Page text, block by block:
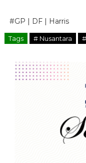
#GP | DF | Harris
Tags # Nusantara